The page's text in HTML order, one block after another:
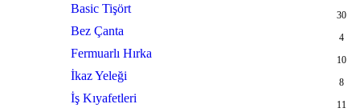
Basic Tişört 30
Bez Çanta 4
Fermuarlı Hırka 10
İkaz Yeleği 8
İş Kıyafetleri 11